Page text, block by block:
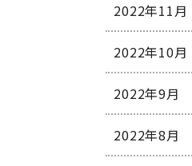
2022年11月
2022年10月
2022年9月
2022年8月